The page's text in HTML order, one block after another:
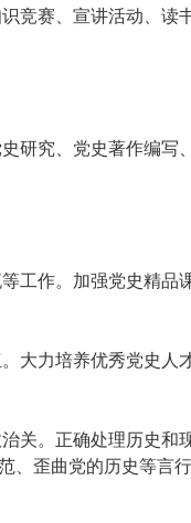
赛、宣讲活动、读
究、党史著作编写
作。加强党史精品
力培养优秀党史人
。正确处理历史和
、歪曲党的历史等言